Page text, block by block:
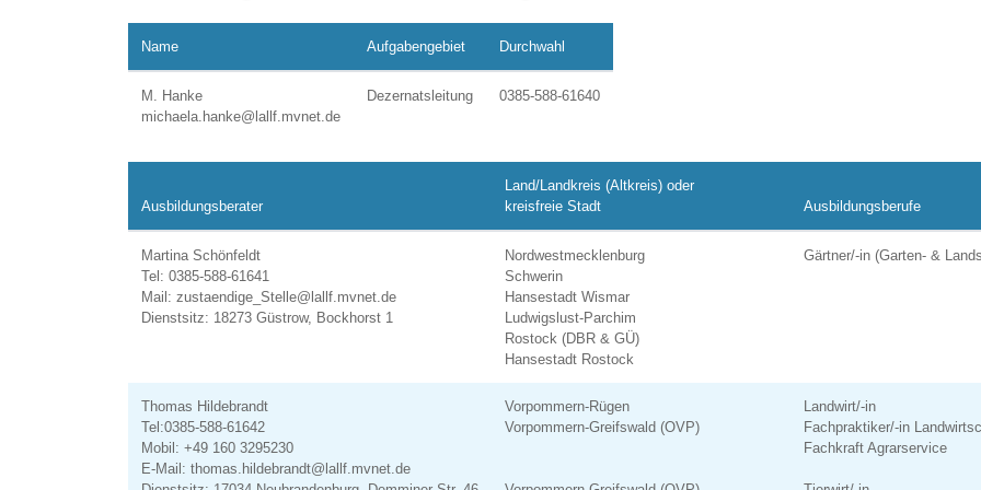
Name Aufgabengebiet Durchwahl
M. Hanke
michaela.hanke@lallf.mvnet.de
Dezernatsleitung 0385-588-61640
Ausbildungsberater
Land/Landkreis (Altkreis) oder
kreisfreie Stadt
Ausbildungsberufe
Martina Schönfeldt
Tel: 0385-588-61641
Mail: zustaendige_Stelle@lallf.mvnet.de
Dienstsitz: 18273 Güstrow, Bockhorst 1
Nordwestmecklenburg
Schwerin
Hansestadt Wismar
Ludwigslust-Parchim
Rostock (DBR & GÜ)
Hansestadt Rostock
Gärtner/-in (Garten- &
Thomas Hildebrandt
Tel:0385-588-61642
Mobil: +49 160 3295230
E-Mail: thomas.hildebrandt@lallf.mvnet.de
Vorpommern-Rügen
Vorpommern-Greifswald (OVP)
Landwirt/-in
Fachpraktiker/-in
Fachkraft Agrarservice